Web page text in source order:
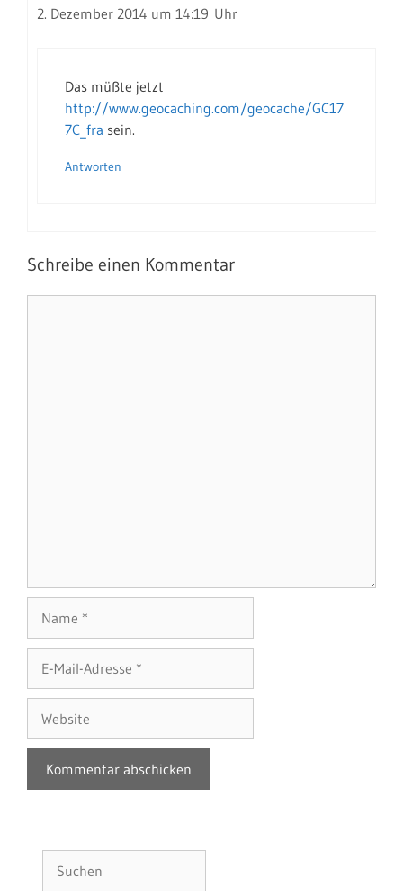
2. Dezember 2014 um 14:19 Uhr
Das müßte jetzt
http://www.geocaching.com/geocache/GC17
7C_fra sein.
Antworten
Schreibe einen Kommentar
Mail-
Adresse